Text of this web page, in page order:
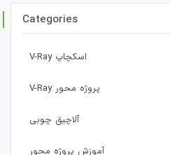
Categories
V-Ray اسکچاپ
V-Ray پروژه محور
آلاچیق چوبی
آموزش پروژه محور